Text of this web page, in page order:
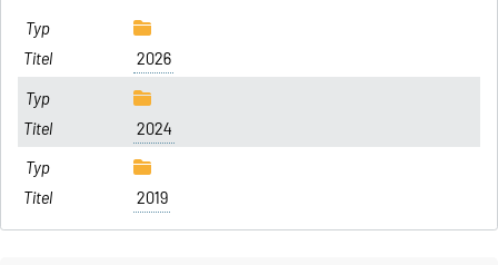
2026
2024
2019